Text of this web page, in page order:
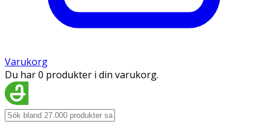
Varukorg
Du har 0 produkter i din varukorg.